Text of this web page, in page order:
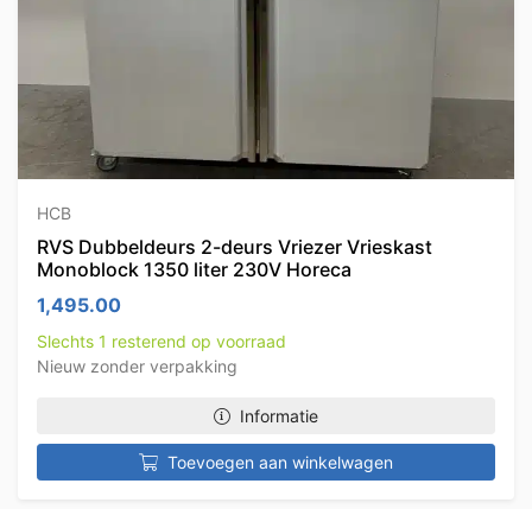
HCB
RVS Dubbeldeurs 2-deurs Vriezer Vrieskast
Monoblock 1350 liter 230V Horeca
1,495.00
Slechts 1 resterend op voorraad
Nieuw zonder verpakking
Informatie
Toevoegen aan winkelwagen